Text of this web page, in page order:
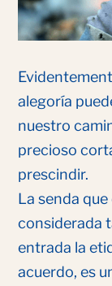
alegoría
nuestro
precioso
prescindir.
La senda
considerada
entrada la
acuerdo, es